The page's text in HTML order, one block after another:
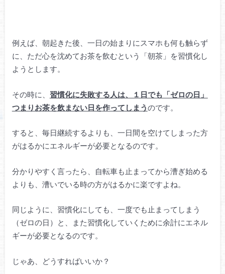
例えば、朝起きた後、一日の始まりにスマホも何も触らず
に、ただ心を沈めてお茶を飲むという「朝茶」を習慣化し
ようとします。
その時に、 習慣化に失敗する人は、１日でも「ゼロの日」
つまりお茶を飲まない日を作ってしまうのです。
すると、毎日継続するよりも、一日間を空けてしまった方
がはるかにエネルギーが必要となるのです。
分かりやすく言ったら、自転車も止まってから漕ぎ始める
よりも、漕いでいる時の方がはるかに楽ですよね。
同じように、習慣化にしても、一度でも止まってしまう
（ゼロの日）と、また習慣化していくために余計にエネル
ギーが必要となるのです。
じゃあ、どうすればいいか？